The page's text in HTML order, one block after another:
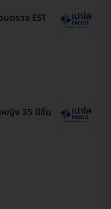
ตรวจ EST
หญิง 35 ปีขึ้น